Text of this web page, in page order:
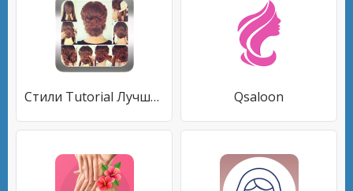
Стили Tutorial Лучшая Сука волос Qsaloon